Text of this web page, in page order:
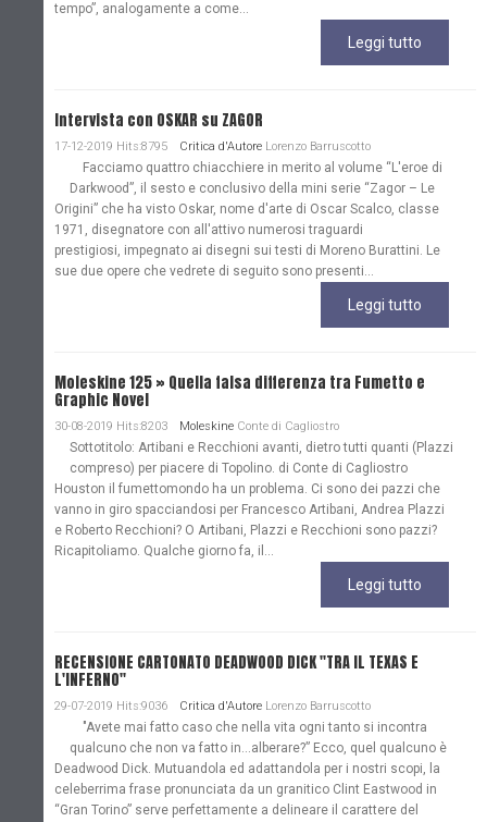
tempo”, analogamente a come...
Leggi tutto
Intervista con OSKAR su ZAGOR
17-12-2019 Hits:8795 Critica d'Autore Lorenzo Barruscotto
Facciamo quattro chiacchiere in merito al volume “L'eroe di
Darkwood”, il sesto e conclusivo della mini serie “Zagor – Le
Origini” che ha visto Oskar, nome d'arte di Oscar Scalco, classe
1971, disegnatore con all'attivo numerosi traguardi
prestigiosi, impegnato ai disegni sui testi di Moreno Burattini. Le
sue due opere che vedrete di seguito sono presenti...
Leggi tutto
Moleskine 125 » Quella falsa differenza tra Fumetto e
Graphic Novel
30-08-2019 Hits:8203 Moleskine Conte di Cagliostro
Sottotitolo: Artibani e Recchioni avanti, dietro tutti quanti (Plazzi
compreso) per piacere di Topolino. di Conte di Cagliostro
Houston il fumettomondo ha un problema. Ci sono dei pazzi che
vanno in giro spacciandosi per Francesco Artibani, Andrea Plazzi
e Roberto Recchioni? O Artibani, Plazzi e Recchioni sono pazzi?
Ricapitoliamo. Qualche giorno fa, il...
Leggi tutto
RECENSIONE CARTONATO DEADWOOD DICK "TRA IL TEXAS E
L'INFERNO"
29-07-2019 Hits:9036 Critica d'Autore Lorenzo Barruscotto
"Avete mai fatto caso che nella vita ogni tanto si incontra
qualcuno che non va fatto in…alberare?” Ecco, quel qualcuno è
Deadwood Dick. Mutuandola ed adattandola per i nostri scopi, la
celeberrima frase pronunciata da un granitico Clint Eastwood in
“Gran Torino” serve perfettamente a delineare il carattere del